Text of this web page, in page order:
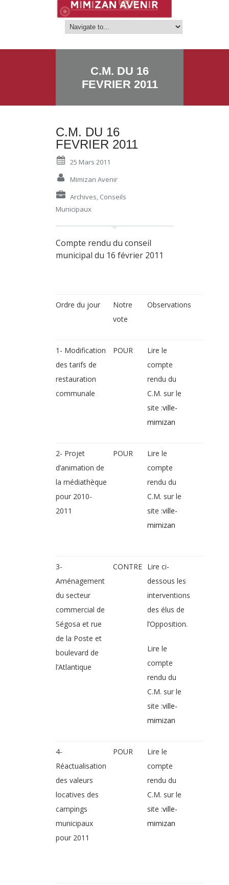
C.M. DU 16
FEVRIER 2011
C.M. DU 16
FEVRIER 2011
25 Mars 2011
Mimizan Avenir
Archives, Conseils
Municipaux
Compte rendu du conseil
municipal du 16 février 2011
Ordre du jour
Notre
vote
Observations
1- Modification
des tarifs de
restauration
communale
POUR
Lire le
compte
rendu du
C.M. sur le
site :ville-
mimizan
2- Projet
d’animation de
la médiathèque
pour 2010-
2011
POUR
Lire le
compte
rendu du
C.M. sur le
site :ville-
mimizan
3-
Aménagement
du secteur
commercial de
Ségosa et rue
de la Poste et
boulevard de
l’Atlantique
CONTRE Lire ci-
dessous les
interventions
des élus de
l’Opposition.
Lire le
compte
rendu du
C.M. sur le
site :ville-
mimizan
4-
Réactualisation
des valeurs
locatives des
campings
municipaux
pour 2011
POUR
Lire le
compte
rendu du
C.M. sur le
site :ville-
mimizan